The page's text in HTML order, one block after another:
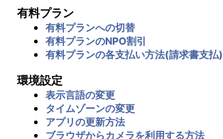
有料プラン
有料プランへの切替
有料プランのNPO割引
有料プランの各支払い方法(請求書支払)
環境設定
表示言語の変更
タイムゾーンの変更
アプリの更新方法
ブラウザからカメラを利用する方法